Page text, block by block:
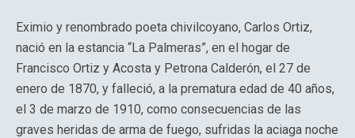
Eximio y renombrado poeta chivilcoyano, Carlos Ortiz,
nació en la estancia “La Palmeras”, en el hogar de
Francisco Ortiz y Acosta y Petrona Calderón, el 27 de
enero de 1870, y falleció, a la prematura edad de 40 años,
el 3 de marzo de 1910, como consecuencias de las
graves heridas de arma de fuego, sufridas la aciaga noche